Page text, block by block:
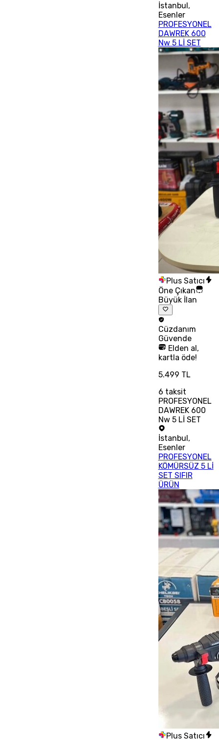
İstanbul,
Esenler
PROFESYONEL
DAWREK 600
Nw 5 Lİ SET
Plus Satıcı
Öne Çıkan
Büyük İlan
Cüzdanım
Güvende
Elden al,
kartla öde!
5.499 TL
6 taksit
PROFESYONEL
DAWREK 600
Nw 5 Lİ SET
İstanbul,
Esenler
PROFESYONEL
KÖMÜRSÜZ 5 Lİ
SET SIFIR
ÜRÜN
Plus Satıcı